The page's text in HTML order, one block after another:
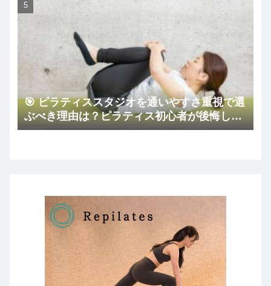
🎯 ピラティススタジオを通いやすさ重視で選
ぶべき理由は？ピラティス初心者が後悔しな
いコツ🏠